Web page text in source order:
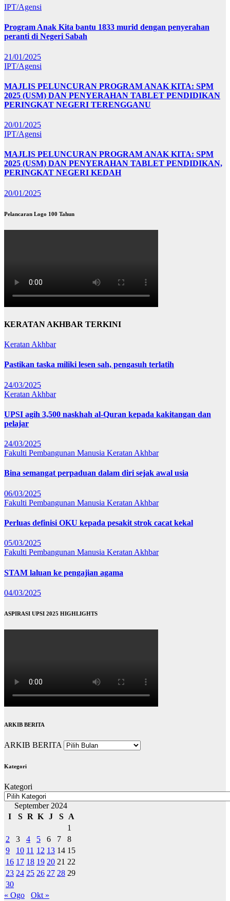
IPT/Agensi
Program Anak Kita bantu 1833 murid dengan penyerahan
peranti di Negeri Sabah
21/01/2025
IPT/Agensi
MAJLIS PELUNCURAN PROGRAM ANAK KITA: SPM
2025 (USM) DAN PENYERAHAN TABLET PENDIDIKAN
PERINGKAT NEGERI TERENGGANU
20/01/2025
IPT/Agensi
MAJLIS PELUNCURAN PROGRAM ANAK KITA: SPM
2025 (USM) DAN PENYERAHAN TABLET PENDIDIKAN,
PERINGKAT NEGERI KEDAH
20/01/2025
Pelancaran Logo 100 Tahun
KERATAN AKHBAR TERKINI
Keratan Akhbar
Pastikan taska miliki lesen sah, pengasuh terlatih
24/03/2025
Keratan Akhbar
UPSI agih 3,500 naskhah al-Quran kepada kakitangan dan
pelajar
24/03/2025
Fakulti Pembangunan Manusia Keratan Akhbar
Bina semangat perpaduan dalam diri sejak awal usia
06/03/2025
Fakulti Pembangunan Manusia Keratan Akhbar
Perluas definisi OKU kepada pesakit strok cacat kekal
05/03/2025
Fakulti Pembangunan Manusia Keratan Akhbar
STAM laluan ke pengajian agama
04/03/2025
ASPIRASI UPSI 2025 HIGHLIGHTS
ARKIB BERITA
ARKIB BERITA
Kategori
Kategori
September 2024
I
S R K J S
A
1
2
3 4 5 6 7
8
9
10 11 12 13 14 15
16 17 18 19 20 21 22
23 24 25 26 27 28 29
30
« Ogo
Okt »